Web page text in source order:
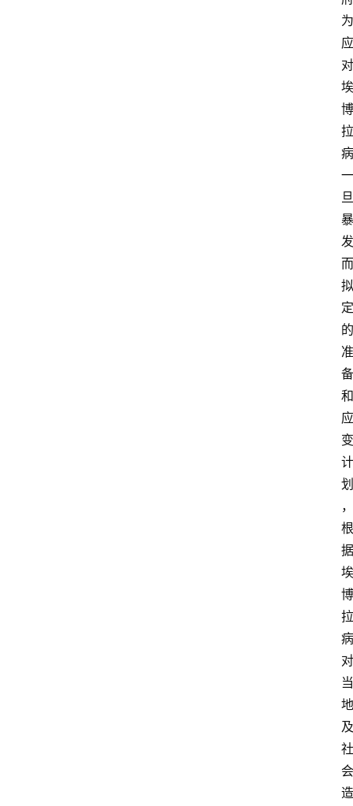
为
应
对
埃
博
拉
病
一
旦
暴
发
而
拟
定
的
准
备
和
应
变
计
划
，
根
据
埃
博
拉
病
对
当
地
及
社
会
造